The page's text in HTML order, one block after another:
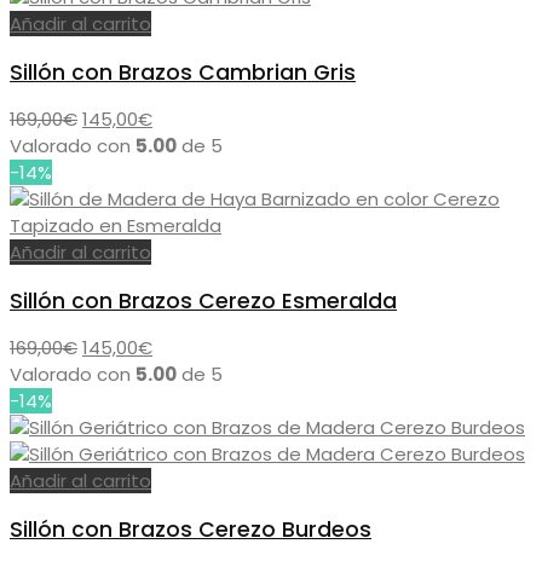
pueden
en
la
de
Añadir al carrito
Sillón con Brazos Cambrian Gris
169,00€El
precio
era:
169,00€.
145,00€El
precio
es:
145,00€.
Valorado con 5.00de 5
-14%
Añadir al carrito
Sillón con Brazos Cerezo Esmeralda
169,00€El
precio
era:
169,00€.
145,00€El
precio
es:
145,00€.
Valorado con 5.00de 5
-14%
Añadir al carrito
Sillón con Brazos Cerezo Burdeos